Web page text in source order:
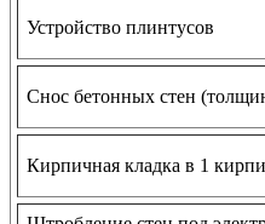
Устройство плинтусов
Снос бетонных стен
Кирпичная кладка в 1